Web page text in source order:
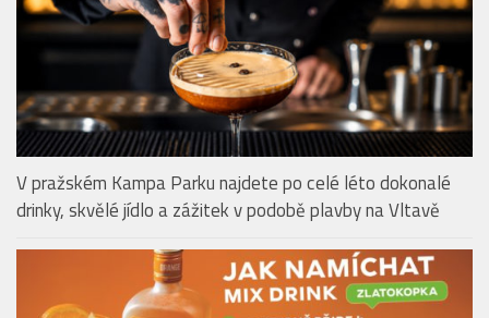
V pražském Kampa Parku najdete po celé léto dokonalé
drinky, skvělé jídlo a zážitek v podobě plavby na Vltavě